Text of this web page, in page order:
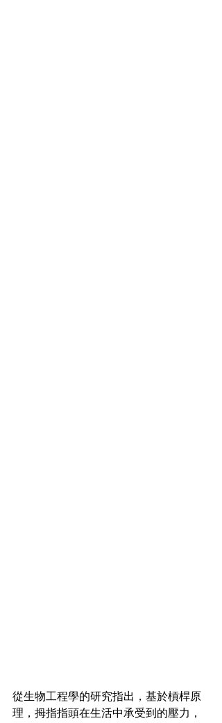
從生物工程學的研究指出，基於槓桿原
理，拇指指頭在生活中承受到的壓力，